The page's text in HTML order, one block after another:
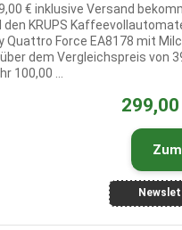
€ inklusive Versand
den KRUPS
Quattro Force EA8178 mit
dem Vergleichspreis von
100,00 ...